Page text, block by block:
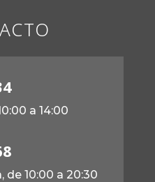
a 14:00
de 10:00 a 20:30